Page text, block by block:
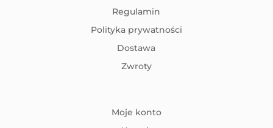
Regulamin
Polityka prywatności
Dostawa
Zwroty
Moje konto